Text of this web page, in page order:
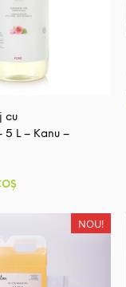
cu
5 L – Kanu –
NOU!